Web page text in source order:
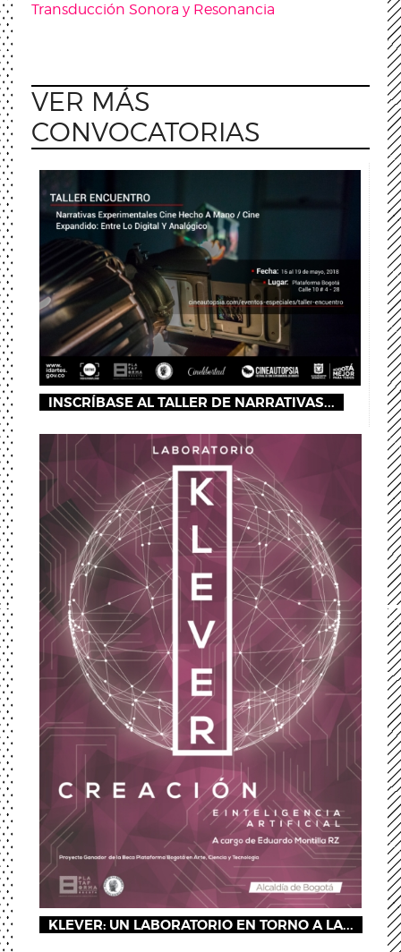
Transducción Sonora y Resonancia
VER MÁS
CONVOCATORIAS
INSCRÍBASE AL TALLER DE NARRATIVAS...
KLEVER: UN LABORATORIO EN TORNO A LA...